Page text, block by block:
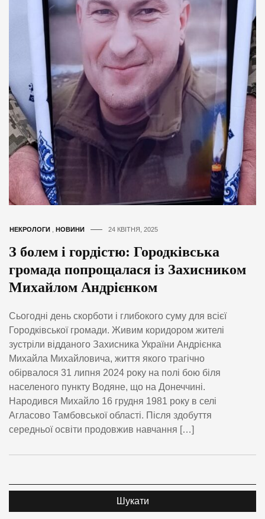
НЕКРОЛОГИ НОВИНИ 24 КВІТНЯ, 2025
З болем і гордістю: Городківська
громада попрощалася із Захисником
Михайлом Андрієнком
Сьогодні день скорботи і глибокого суму для всієї
Городківської громади. Живим коридором жителі
зустріли відданого Захисника України Андрієнка
Михайла Михайловича, життя якого трагічно
обірвалося 31 липня 2024 року на полі бою біля
населеного пункту Водяне, що на Донеччині.
Народився Михайло 16 грудня 1981 року в селі
Агласово Тамбовської області. Після здобуття
середньої освіти продовжив навчання […]